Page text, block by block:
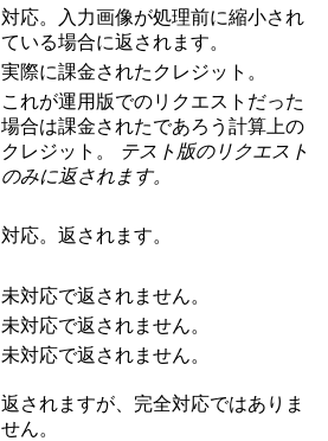
対応。入力画像が処理前に縮小され
ている場合に返されます。
実際に課金されたクレジット。
これが運用版でのリクエストだった
場合は課金されたであろう計算上の
クレジット。
テスト版のリクエスト
のみに返されます。
対応。返されます。
未対応で返されません。
未対応で返されません。
未対応で返されません。
返されますが、完全対応ではありま
せん。